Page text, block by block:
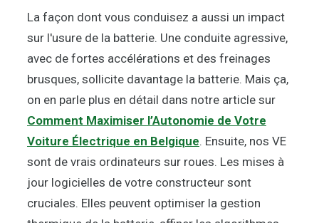
La façon dont vous conduisez a aussi un impact
sur l'usure de la batterie. Une conduite agressive,
avec de fortes accélérations et des freinages
brusques, sollicite davantage la batterie. Mais ça,
on en parle plus en détail dans notre article sur
Comment Maximiser l’Autonomie de Votre
Voiture Électrique en Belgique. Ensuite, nos VE
sont de vrais ordinateurs sur roues. Les mises à
jour logicielles de votre constructeur sont
cruciales. Elles peuvent optimiser la gestion